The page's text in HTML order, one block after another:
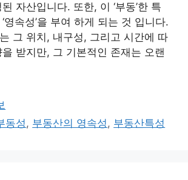
자산입니다. 또한, 이 ‘부동’한 특
영속성’을 부여 하게 되는 것 입니다.
그 위치, 내구성, 그리고 시간에 따
받지만, 그 기본적인 존재는 오랜
동성, 부동산의 영속성, 부동산특성